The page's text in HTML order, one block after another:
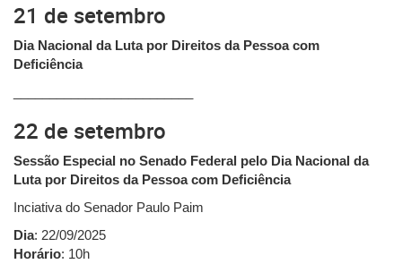
21 de setembro
Dia Nacional da Luta por Direitos da Pessoa com
Deficiência
22 de setembro
Sessão Especial no Senado Federal pelo Dia Nacional da
Luta por Direitos da Pessoa com Deficiência
Inciativa do Senador Paulo Paim
Dia: 22/09/2025
Horário: 10h